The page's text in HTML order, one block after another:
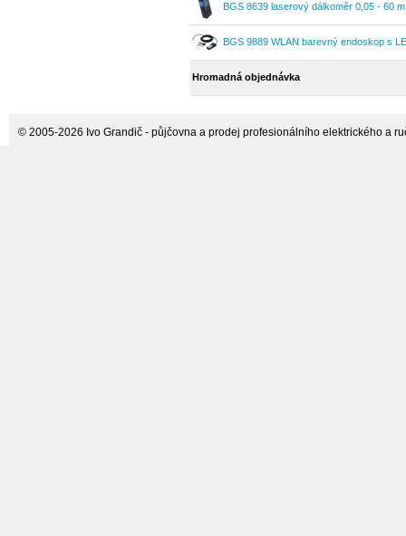
BGS 8639 laserový dálkoměr 0,05 - 60 m
BGS 9889 WLAN barevný endoskop s
Hromadná objednávka
© 2005-2026 Ivo Grandič - půjčovna a prodej profesionálního elektrického a